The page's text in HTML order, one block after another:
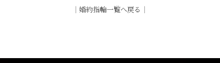
｜ 婚約指輪一覧へ戻る ｜